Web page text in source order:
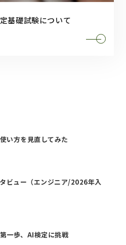
基礎試験について
い方を見直してみた
ビュー（エンジニア/2026年入
一歩、AI検定に挑戦